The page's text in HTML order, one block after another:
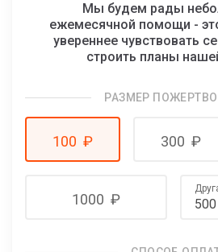
Мы будем рады
ежемесячной помощи -
увереннее чувствовать
строить планы
РАЗМЕР
100 ₽ 300 ₽
1000 ₽